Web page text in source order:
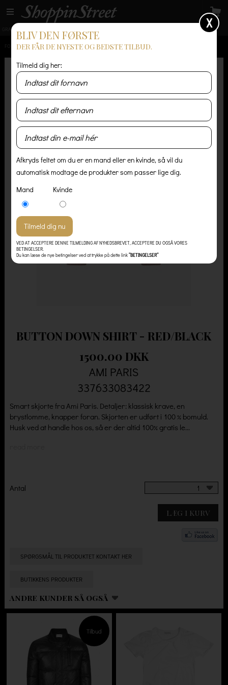
GRATIS LEVERING
FORSIDE / HERRE / SKJORTER / BUTTON DOWN SHIRT - RED/BLACK
BUTTON DOWN SHIRT - RED/BLACK
1500.00 DKK
AMI PARIS
337633083422
Smart skjorte fra Ami Paris. Detaljer: klassisk krave, en
brystlomme, knapper foran. Skjorten er udført i 100 % bomuld.
Husk ved at handle hos os, så er der altid 100% gratis le...
Antal 1
LÆG I KURV
SPØRGSMÅL TIL PRODUKTET KONTAKT HER
BUTIKKENS PRODUKTER
ANDRE KUNDER SÅ OGSÅ
Tilbud
X
BLIV DEN FØRSTE
DER FÅR DE NYESTE OG BEDSTE TILBUD.
Tilmeld dig her:
Afkryds feltet om du er en mand eller en kvinde, så vil du
automatisk modtage de produkter som passer lige dig.
Mand
Kvinde
VED AT ACCEPTERE DENNE TILMELDING AF NYHEDSBREVET, ACCEPTERE DU OGSÅ VORES
BETINGELSER.
Du kan læse de nye betingelser ved at trykke på dette link”BETINGELSER”